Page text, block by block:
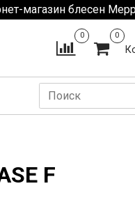
магазин блесен
0 0
F